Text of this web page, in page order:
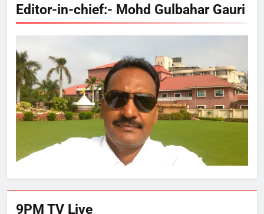
Editor-in-chief:- Mohd Gulbahar Gauri
9PM TV Live